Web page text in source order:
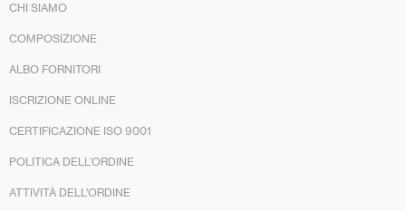
CHI SIAMO
COMPOSIZIONE
ALBO FORNITORI
ISCRIZIONE ONLINE
CERTIFICAZIONE ISO 9001
POLITICA DELL’ORDINE
ATTIVITÀ DELL’ORDINE